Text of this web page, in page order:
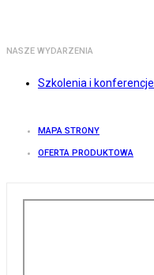
NASZE WYDARZENIA
Szkolenia i konferencje
MAPA STRONY
OFERTA PRODUKTOWA